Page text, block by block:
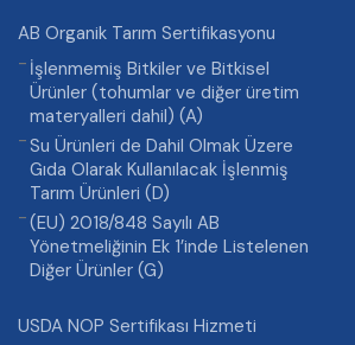
AB Organik Tarım Sertifikasyonu
İşlenmemiş Bitkiler ve Bitkisel
Ürünler (tohumlar ve diğer üretim
materyalleri dahil) (A)
Su Ürünleri de Dahil Olmak Üzere
Gıda Olarak Kullanılacak İşlenmiş
Tarım Ürünleri (D)
(EU) 2018/848 Sayılı AB
Yönetmeliğinin Ek 1’inde Listelenen
Diğer Ürünler (G)
USDA NOP Sertifikası Hizmeti